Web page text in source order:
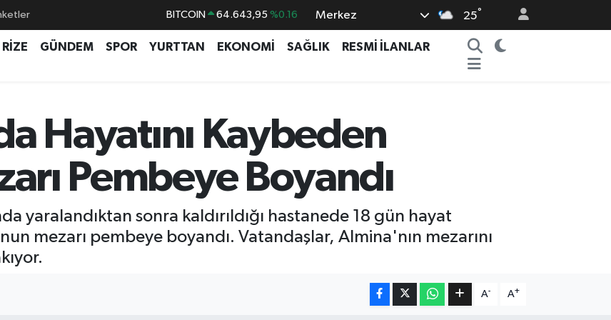
BITCOIN 64.643,95 %0.16
DOLAR 47,6006 %0.06
GRAM ALTIN 6513.94 %0.32
BİST100 13.768 %48
Merkez 25°
RİZE GÜNDEM SPOR YURTTAN EKONOMİ SAĞLIK
RESMİ İLANLAR
Hayatını Kaybeden
Pembeye Boyandı
yaralandıktan sonra kaldırıldığı hastanede 18 gün hayat
mezarı pembeye boyandı. Vatandaşlar, Almina'nın mezarını
A- A+